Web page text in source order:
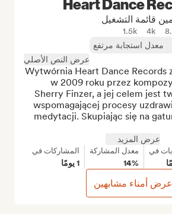
Heart Dance
قائمة التشغيل
4k
1.5k
معدل استجابة مرتفع
عرض النص الأصلي
Wytwórnia Heart Dance Records
w 2009 roku przez
Sherry Finzer, a jej celem jest
wspomagającej procesy
medytacji. Skupiając się na
عرض المزيد
في معدل المشاركة
14%
المشاركات في
1 يومًا
عرض أمناء مشابهين